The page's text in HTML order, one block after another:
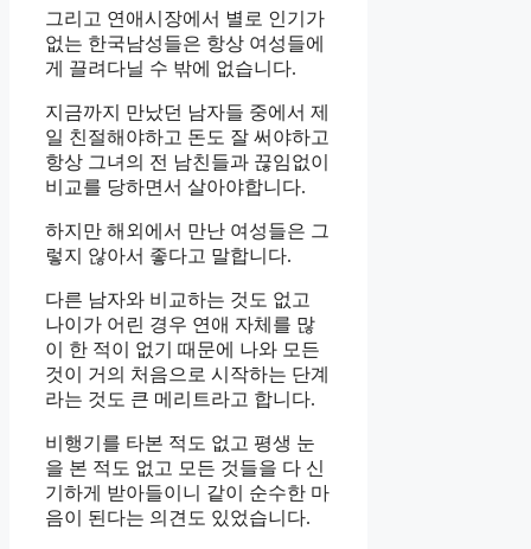
그리고 연애시장에서 별로 인기가
없는 한국남성들은 항상 여성들에
게 끌려다닐 수 밖에 없습니다.
지금까지 만났던 남자들 중에서 제
일 친절해야하고 돈도 잘 써야하고
항상 그녀의 전 남친들과 끊임없이
비교를 당하면서 살아야합니다.
하지만 해외에서 만난 여성들은 그
렇지 않아서 좋다고 말합니다.
다른 남자와 비교하는 것도 없고
나이가 어린 경우 연애 자체를 많
이 한 적이 없기 때문에 나와 모든
것이 거의 처음으로 시작하는 단계
라는 것도 큰 메리트라고 합니다.
비행기를 타본 적도 없고 평생 눈
을 본 적도 없고 모든 것들을 다 신
기하게 받아들이니 같이 순수한 마
음이 된다는 의견도 있었습니다.